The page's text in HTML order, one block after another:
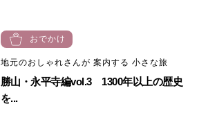
おでかけ
地元のおしゃれさんが 案内する 小さな旅
勝山・永平寺編vol.3 1300年以上の歴史
を...